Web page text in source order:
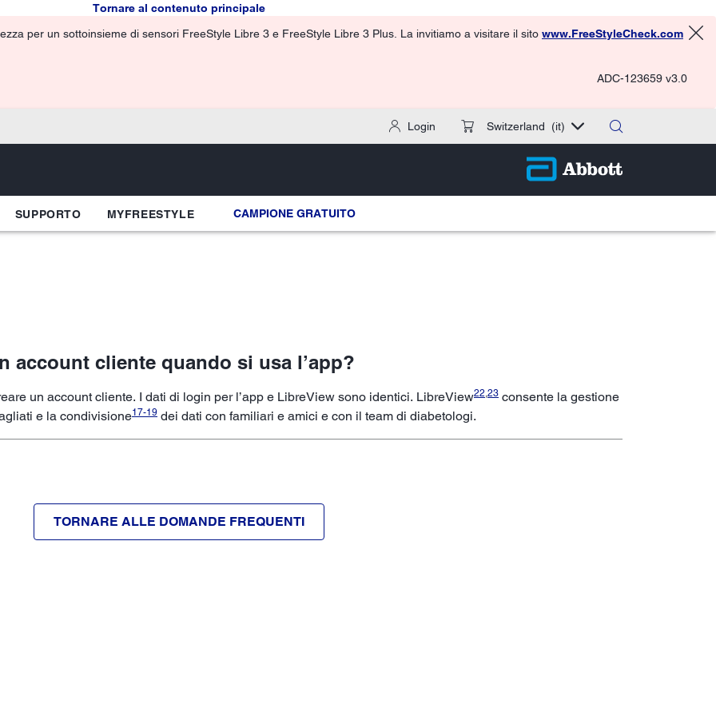
Tornare al contenuto principale
per un sottoinsieme di sensori FreeStyle Libre 3 e FreeStyle Libre 3 Plus. La invitiamo a visitare il sito www.FreeStyleCheck.com
ADC-123659 v3.0
Login Switzerland (it)
SUPPORTO MYFREESTYLE CAMPIONE GRATUITO
account cliente quando si usa l’app?
un account cliente. I dati di login per l’app e LibreView sono identici. LibreView22,23 consente la gestione
e la condivisione17-19 dei dati con familiari e amici e con il team di diabetologi.
TORNARE ALLE DOMANDE FREQUENTI